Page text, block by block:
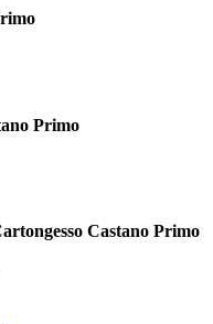
Primo
Castano Primo